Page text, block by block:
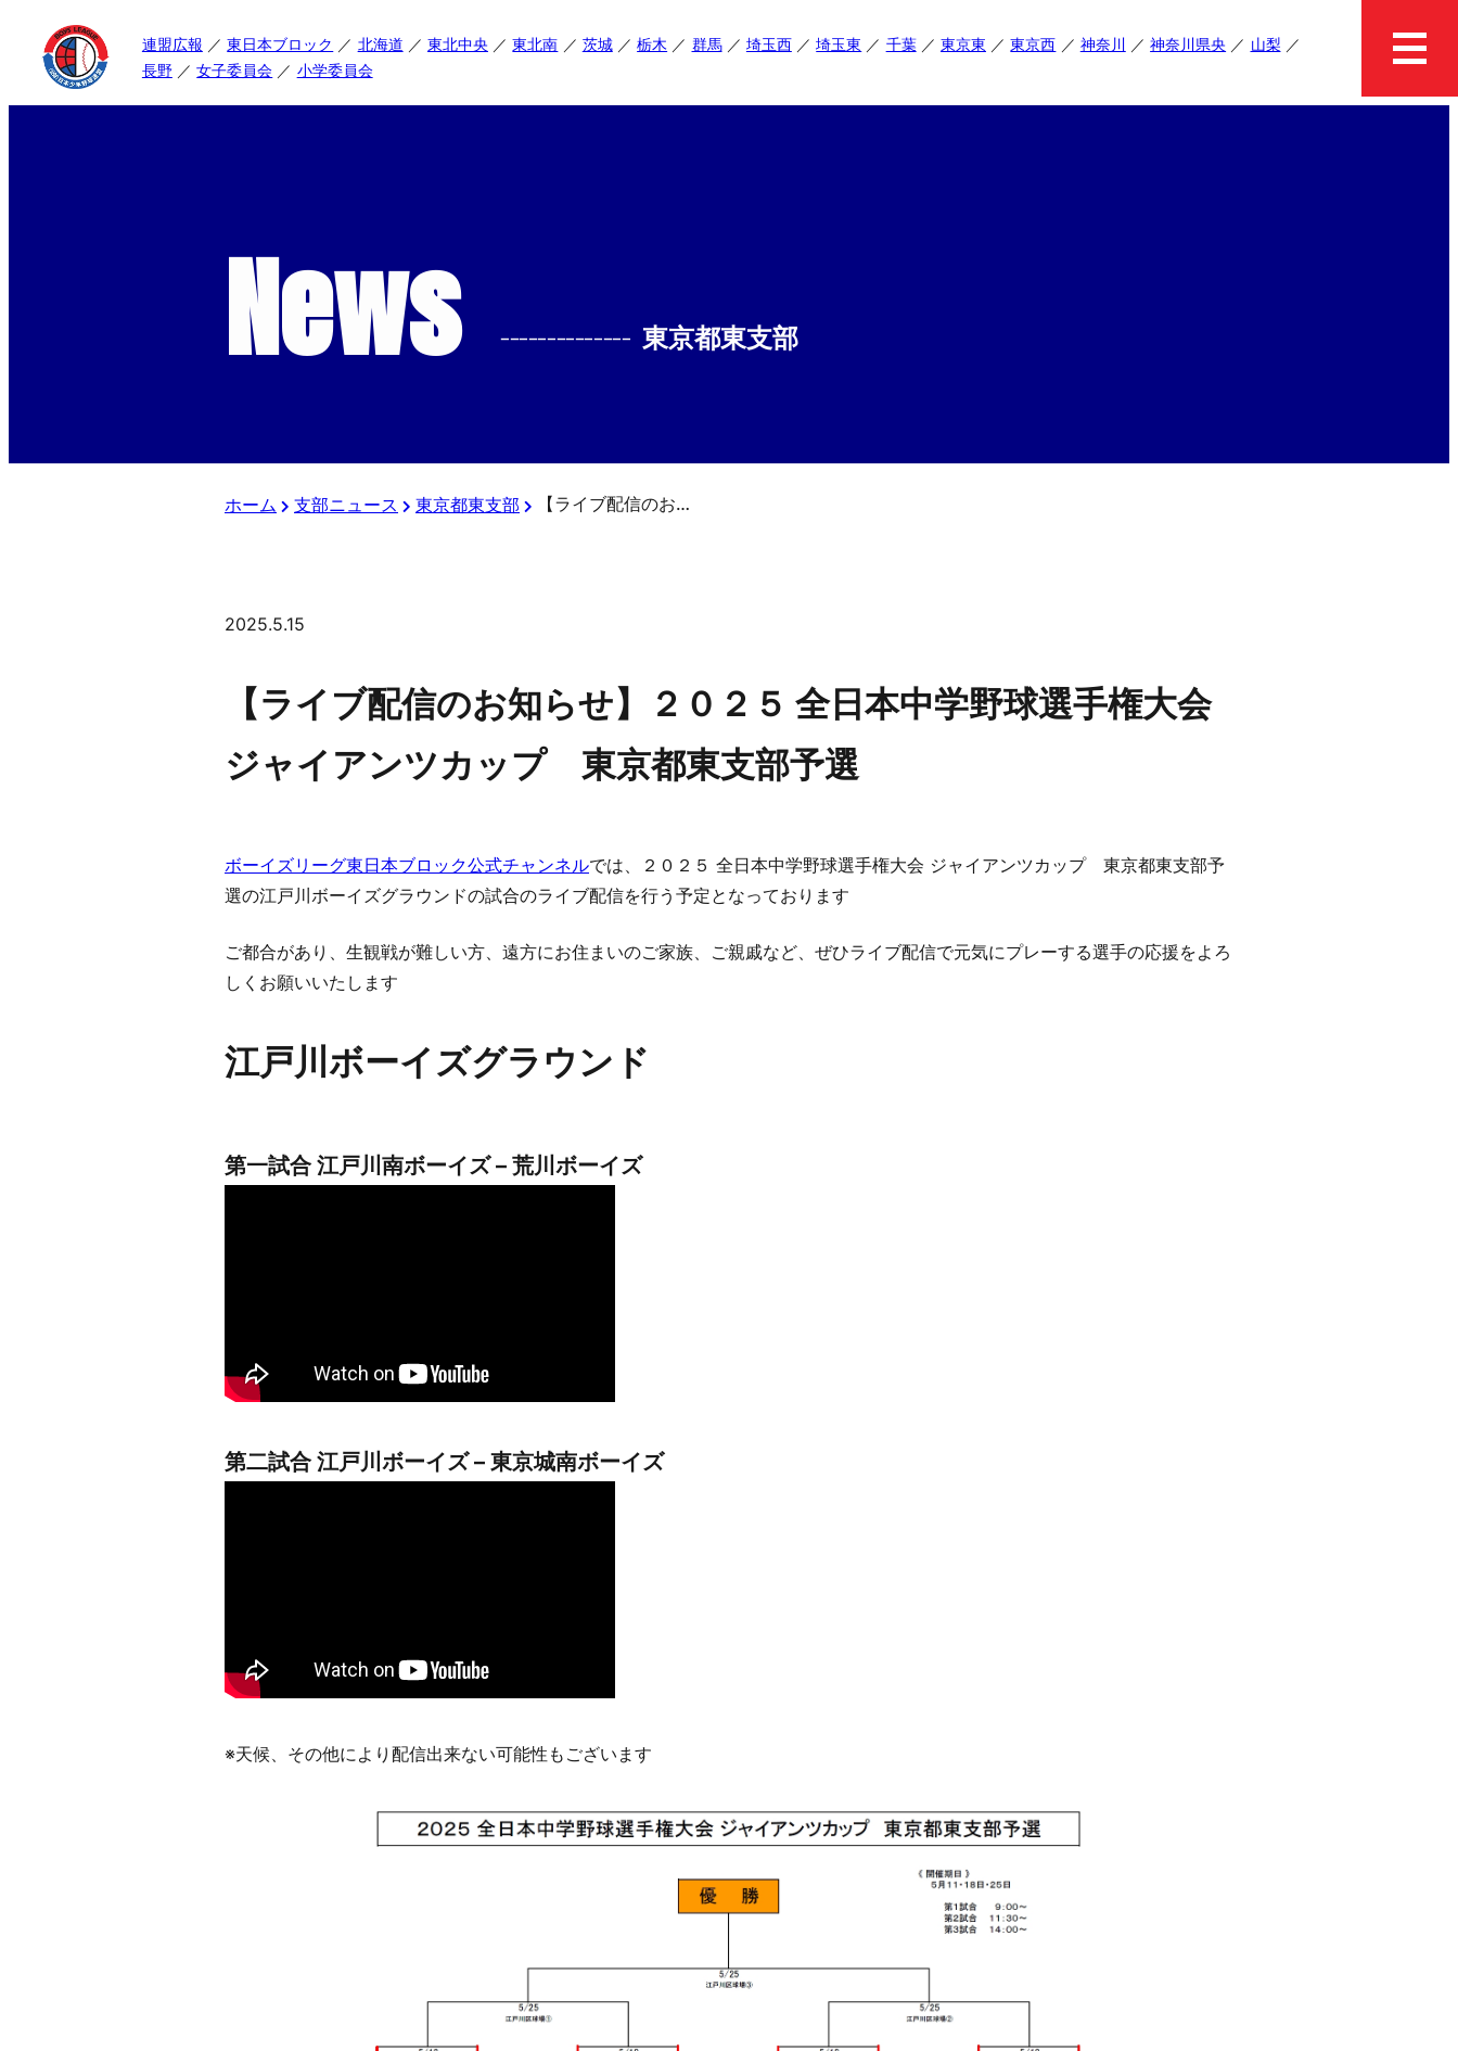
連盟広報 東日本ブロック 北海道 東北中央 東北南 茨城 栃木 群馬 埼玉西 埼玉東 千葉 東京東 東京西 神奈川 神奈川県央
山梨
長野
女子委員会 小学委員会
News -------------- 東京都東支部
ホーム 支部ニュース 東京都東支部 【ライブ配信のお知らせ】２０２５ 全日本中学野球選手権大会 ジャイアンツカップ 東京都東支部予選
2025.5.15
【ライブ配信のお知らせ】２０２５ 全日本中学野球選手権大会
ジャイアンツカップ 東京都東支部予選
ボーイズリーグ東日本ブロック公式チャンネルでは、２０２５ 全日本中学野球選手権大会 ジャイアンツカップ 東京都東支部予
選の江戸川ボーイズグラウンドの試合のライブ配信を行う予定となっております
ご都合があり、生観戦が難しい方、遠方にお住まいのご家族、ご親戚など、ぜひライブ配信で元気にプレーする選手の応援をよろ
しくお願いいたします
江戸川ボーイズグラウンド
第一試合 江戸川南ボーイズ – 荒川ボーイズ
第二試合 江戸川ボーイズ – 東京城南ボーイズ
※天候、その他により配信出来ない可能性もございます